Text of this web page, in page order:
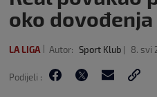
oko
LA LIGA Autor: Sport Klub 8. svi
Podijeli :